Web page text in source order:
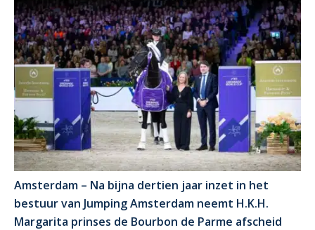
Amsterdam – Na bijna dertien jaar inzet in het
bestuur van Jumping Amsterdam neemt H.K.H.
Margarita prinses de Bourbon de Parme afscheid